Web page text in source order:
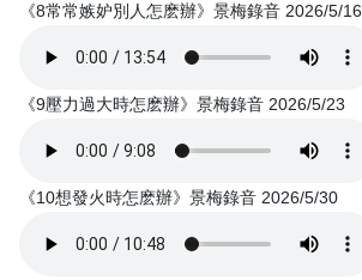
《8常常嫉妒別人怎麽辦》景梅錄音 2026/5/16
《9壓力過大時怎麽辦》景梅錄音 2026/5/23
《10想發火時怎麽辦》景梅錄音 2026/5/30